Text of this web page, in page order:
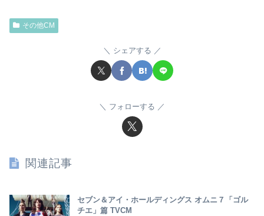
その他CM
シェアする
フォローする
関連記事
セブン＆アイ・ホールディングス オムニ７「ゴル
チエ」篇 TVCM